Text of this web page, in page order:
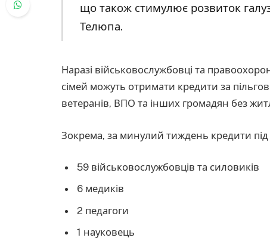
що також стимулює розвиток
Телюпа.
Наразі військовослужбовці та
сімей можуть отримати кредити за
ветеранів, ВПО та інших громадян без
Зокрема, за минулий тиждень кредити
59 військовослужбовців та силовиків
6 медиків
2 педагоги
1 науковець